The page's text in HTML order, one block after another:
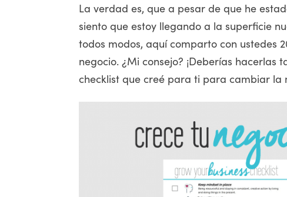
La verdad es, que a pesar de que he
siento que estoy llegando a la superficie
todos modos, aquí comparto con ustedes
negocio. ¿Mi consejo? ¡Deberías
checklist que creé para ti para cambiar la